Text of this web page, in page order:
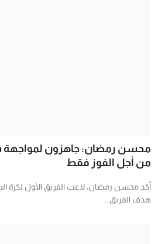
محسن رمضان: جاهزون
من أجل الفوز فقط
أكد محسن رمضان، لاعب الفريق الأول لكرة اليد
هدف الفريق...